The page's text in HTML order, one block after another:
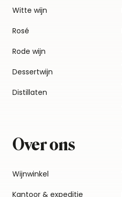
Witte wijn
Rosé
Rode wijn
Dessertwijn
Distillaten
Over ons
Wijnwinkel
Kantoor & expeditie